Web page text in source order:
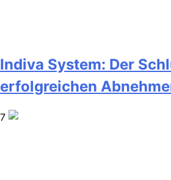
Indiva System: Der
erfolgreichen
7